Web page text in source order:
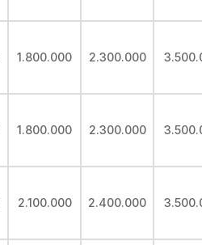
1.800.000 2.300.000
1.800.000 2.300.000
2.100.000 2.400.000